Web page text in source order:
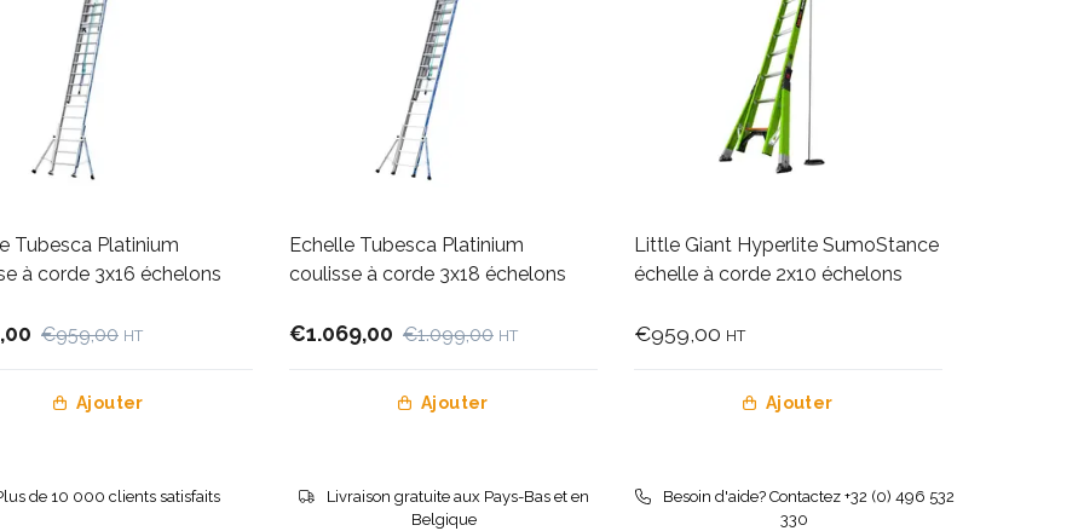
Tubesca Platinium
à corde 3x16 échelons
€959,00 HT
Ajouter
Echelle Tubesca Platinium
coulisse à corde 3x18 échelons
€1.069,00 €1.099,00 HT
Ajouter
Little Giant Hyperlite SumoStance
échelle à corde 2x10 échelons
€959,00 HT
Ajouter
de 10 000 clients satisfaits
Livraison gratuite aux Pays-Bas et en
Belgique
Besoin d'aide? Contactez +32 (0) 496 532
330